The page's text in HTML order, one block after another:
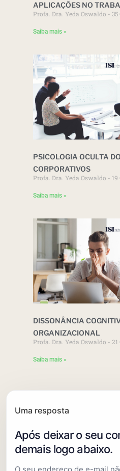
APLICAÇÕES NO
Profa. Dra. Yeda Oswaldo
Saiba mais »
PSICOLOGIA OCULTA
CORPORATIVOS
Profa. Dra. Yeda Oswaldo
Saiba mais »
DISSONÂNCIA
ORGANIZACIONAL
Profa. Dra. Yeda Oswaldo
Saiba mais »
Uma resposta